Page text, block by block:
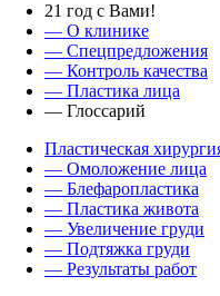
21 год с Вами!
— О клинике
— Спецпредложения
— Контроль качества
— Пластика лица
— Глоссарий
Пластическая
— Омоложение лица
— Блефаропластика
— Пластика живота
— Увеличение груди
— Подтяжка груди
— Результаты работ